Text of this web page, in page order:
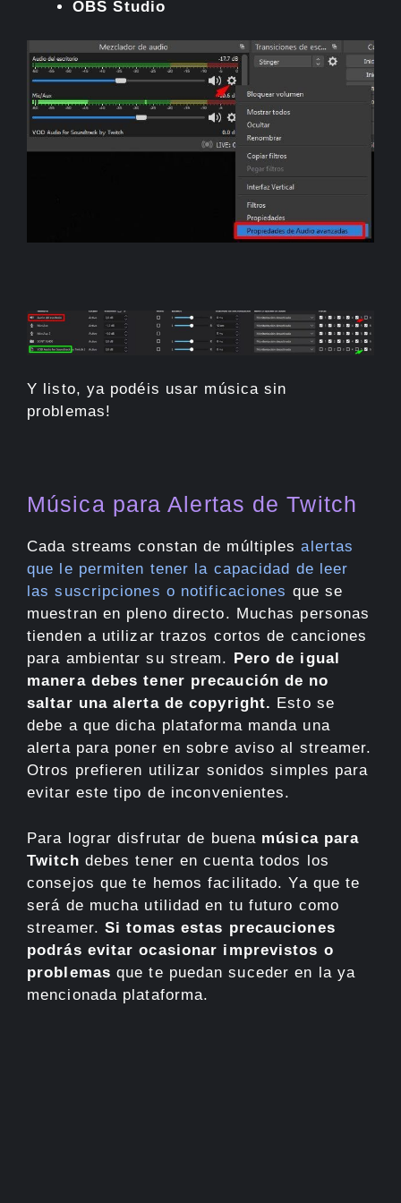
OBS Studio
Y listo, ya podéis usar música sin
problemas!
Música para Alertas de Twitch
Cada streams constan de múltiples alertas
que le permiten tener la capacidad de leer
las suscripciones o notificaciones que se
muestran en pleno directo. Muchas personas
tienden a utilizar trazos cortos de canciones
para ambientar su stream.
Pero de igual
manera debes tener precaución de no
saltar una alerta de copyright. Esto se
debe a que dicha plataforma manda una
alerta para poner en sobre aviso al streamer.
Otros prefieren utilizar sonidos simples para
evitar este tipo de inconvenientes.
Para lograr disfrutar de buena música para
Twitch debes tener en cuenta todos los
consejos que te hemos facilitado. Ya que te
será de mucha utilidad en tu futuro como
streamer. Si tomas estas precauciones
podrás evitar ocasionar imprevistos o
problemas que te puedan suceder en la ya
mencionada plataforma.